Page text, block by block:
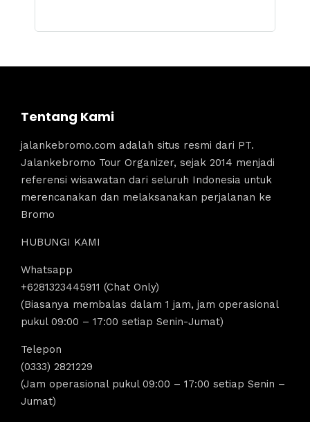
Tentang Kami
jalankebromo.com adalah situs resmi dari PT.
Jalankebromo Tour Organizer, sejak 2014 menjadi
referensi wisawatan dari seluruh Indonesia untuk
merencanakan dan melaksanakan perjalanan ke
Bromo
HUBUNGI KAMI
Whatsapp
+6281323445911 (Chat Only)
(Biasanya membalas dalam 1 jam, jam operasional
pukul 09:00 – 17:00 setiap Senin-Jumat)
Telepon
(0333) 2821229
(Jam operasional pukul 09:00 – 17:00 setiap Senin –
Jumat)